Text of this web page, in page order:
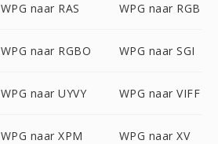
WPG naar RAS WPG naar RGB
WPG naar RGBO WPG naar SGI
WPG naar UYVY WPG naar VIFF
WPG naar XPM WPG naar XV